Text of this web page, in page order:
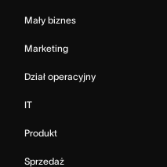
Mały biznes
Marketing
Dział operacyjny
IT
Produkt
Sprzedaż